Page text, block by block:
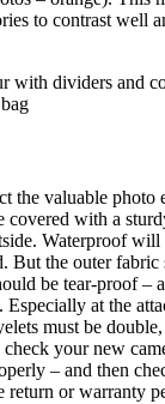
to contrast well
the valuable photo
covered with a
Waterproof will
But the outer fabric
be tear-proof –
at the
must be
check your new
– and then
return or warranty